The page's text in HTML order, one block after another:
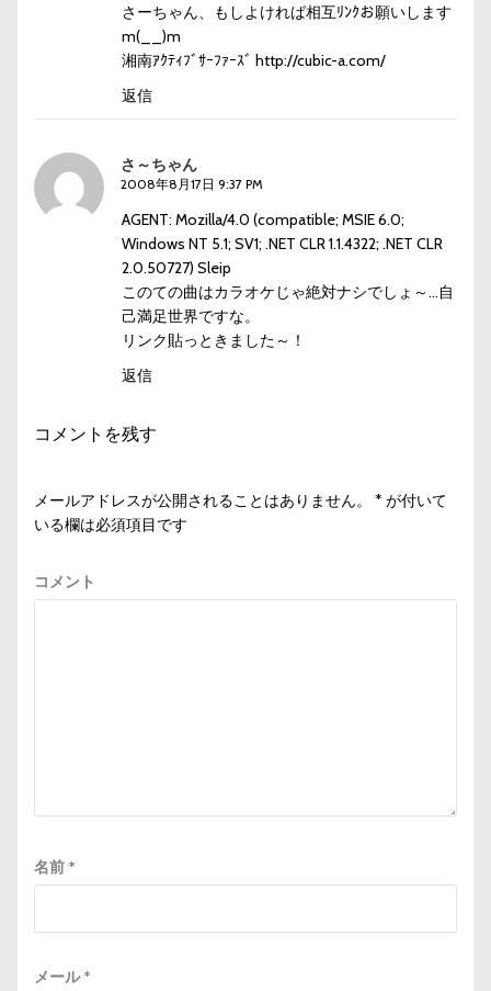
さーちゃん、もしよければ相互ﾘﾝｸお願いします
m(__)m
湘南ｱｸﾃｨﾌﾞｻｰﾌｧｰｽﾞ http://cubic-a.com/
返信
さ～ちゃん
2008年8月17日 9:37 PM
AGENT: Mozilla/4.0 (compatible; MSIE 6.0;
Windows NT 5.1; SV1; .NET CLR 1.1.4322; .NET CLR
2.0.50727) Sleip
このての曲はカラオケじゃ絶対ナシでしょ～…自
己満足世界ですな。
リンク貼っときました～！
返信
コメントを残す
メールアドレスが公開されることはありません。 * が付いて
いる欄は必須項目です
コメント
名前 *
メール*